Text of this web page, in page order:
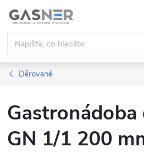
Přejít
obsah
Děrované
Gastronádoba
GN 1/1 200